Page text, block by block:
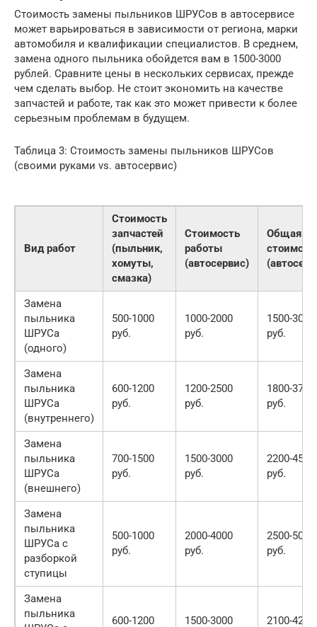
Стоимость замены пыльников ШРУСов в автосервисе
может варьироваться в зависимости от региона, марки
автомобиля и квалификации специалистов. В среднем,
замена одного пыльника обойдется вам в 1500-3000
рублей. Сравните цены в нескольких сервисах, прежде
чем сделать выбор. Не стоит экономить на качестве
запчастей и работе, так как это может привести к более
серьезным проблемам в будущем.
Таблица 3: Стоимость замены пыльников ШРУСов
(своими руками vs. автосервис)
Вид работ
Стоимость
запчастей
(пыльник,
хомуты,
смазка)
Стоимость
работы
(автосервис)
Общая
Замена
пыльника
ШРУСа
(одного)
500-1000
руб.
1000-2000
руб.
1500-3000
руб.
Замена
пыльника
ШРУСа
(внутреннего)
600-1200
руб.
1200-2500
руб.
1800-3700
руб.
Замена
пыльника
ШРУСа
(внешнего)
700-1500
руб.
1500-3000
руб.
2200-4500
руб.
Замена
пыльника
ШРУСа с
разборкой
ступицы
500-1000
руб.
2000-4000
руб.
2500-5000
руб.
Замена
пыльника
600-1200
1500-3000
2100-4200